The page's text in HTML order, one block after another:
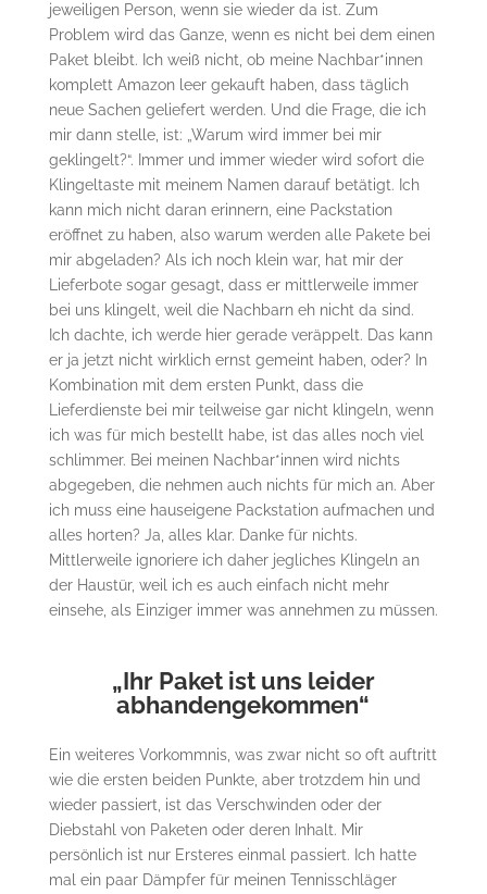
jeweiligen Person, wenn sie wieder da ist. Zum
Problem wird das Ganze, wenn es nicht bei dem einen
Paket bleibt. Ich weiß nicht, ob meine Nachbar*innen
komplett Amazon leer gekauft haben, dass täglich
neue Sachen geliefert werden. Und die Frage, die ich
mir dann stelle, ist: „Warum wird immer bei mir
geklingelt?“. Immer und immer wieder wird sofort die
Klingeltaste mit meinem Namen darauf betätigt. Ich
kann mich nicht daran erinnern, eine Packstation
eröffnet zu haben, also warum werden alle Pakete bei
mir abgeladen? Als ich noch klein war, hat mir der
Lieferbote sogar gesagt, dass er mittlerweile immer
bei uns klingelt, weil die Nachbarn eh nicht da sind.
Ich dachte, ich werde hier gerade veräppelt. Das kann
er ja jetzt nicht wirklich ernst gemeint haben, oder? In
Kombination mit dem ersten Punkt, dass die
Lieferdienste bei mir teilweise gar nicht klingeln, wenn
ich was für mich bestellt habe, ist das alles noch viel
schlimmer. Bei meinen Nachbar*innen wird nichts
abgegeben, die nehmen auch nichts für mich an. Aber
ich muss eine hauseigene Packstation aufmachen und
alles horten? Ja, alles klar. Danke für nichts.
Mittlerweile ignoriere ich daher jegliches Klingeln an
der Haustür, weil ich es auch einfach nicht mehr
einsehe, als Einziger immer was annehmen zu müssen.
„Ihr Paket ist uns leider
abhandengekommen“
Ein weiteres Vorkommnis, was zwar nicht so oft auftritt
wie die ersten beiden Punkte, aber trotzdem hin und
wieder passiert, ist das Verschwinden oder der
Diebstahl von Paketen oder deren Inhalt. Mir
persönlich ist nur Ersteres einmal passiert. Ich hatte
mal ein paar Dämpfer für meinen Tennisschläger